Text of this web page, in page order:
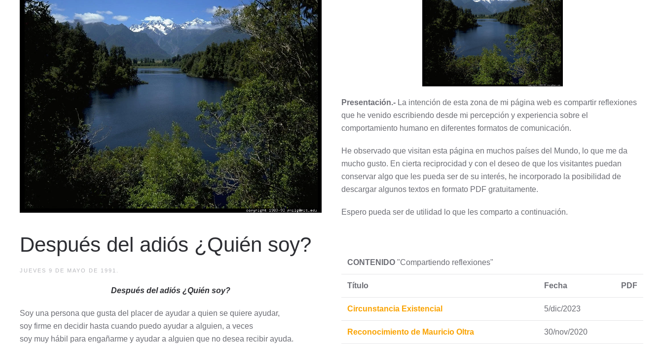
Después del adiós ¿Quién soy?
JUEVES 9 DE MAYO DE 1991.
Después del adiós ¿Quién soy?
Soy una persona que gusta del placer de ayudar a quien se quiere ayudar,
soy firme en decidir hasta cuando puedo ayudar a alguien, a veces
soy muy hábil para engañarme y ayudar a alguien que no desea recibir ayuda.
Presentación.- La intención de esta zona de mi página web es compartir reflexiones
que he venido escribiendo desde mi percepción y experiencia sobre el
comportamiento humano en diferentes formatos de comunicación.
He observado que visitan esta página en muchos países del Mundo, lo que me da
mucho gusto. En cierta reciprocidad y con el deseo de que los visitantes puedan
conservar algo que les pueda ser de su interés, he incorporado la posibilidad de
descargar algunos textos en formato PDF gratuitamente.
Espero pueda ser de utilidad lo que les comparto a continuación.
CONTENIDO "Compartiendo reflexiones"
Título Fecha PDF
Circunstancia Existencial 5/dic/2023
Reconocimiento de Mauricio Oltra 30/nov/2020